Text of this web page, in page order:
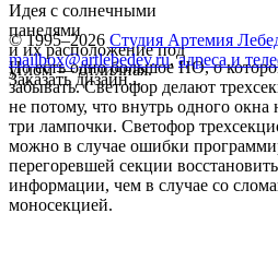
Идея с солнечными
панелями
и их расположение под
углом — отличная.
Но есть одно большое НО, о
забывать. Светофор делают
не потому, что внутрь одного окна
три лампочки. Светофор
можно в случае ошибки
перегоревшей секции
информации, чем в случае со
моносекцией.
© 1995–2026 Студия Артемия
mailbox@artlebedev.ru, адреса и
Заказать дизайн...